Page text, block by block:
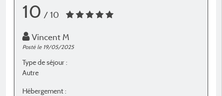
10 / 10
Vincent M
Posté le 19/05/2025
Type de séjour :
Autre
Hébergement :